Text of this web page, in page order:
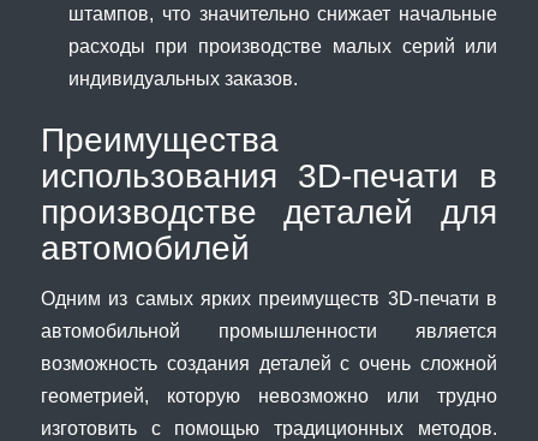
штампов, что значительно снижает начальные
расходы при производстве малых серий или
индивидуальных заказов.
Преимущества
использования 3D-печати в
производстве деталей для
автомобилей
Одним из самых ярких преимуществ 3D-печати в
автомобильной промышленности является
возможность создания деталей с очень сложной
геометрией, которую невозможно или трудно
изготовить с помощью традиционных методов.